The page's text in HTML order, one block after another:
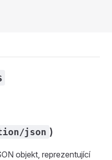
json )
objekt, reprezentující